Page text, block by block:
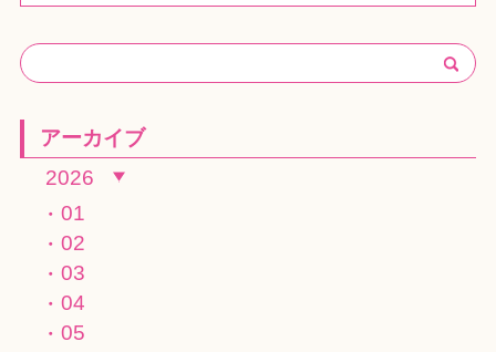
アーカイブ
2026
01
02
03
04
05